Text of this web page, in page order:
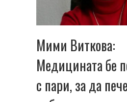
Мими Виткова:
Медицината бе
с пари, за да